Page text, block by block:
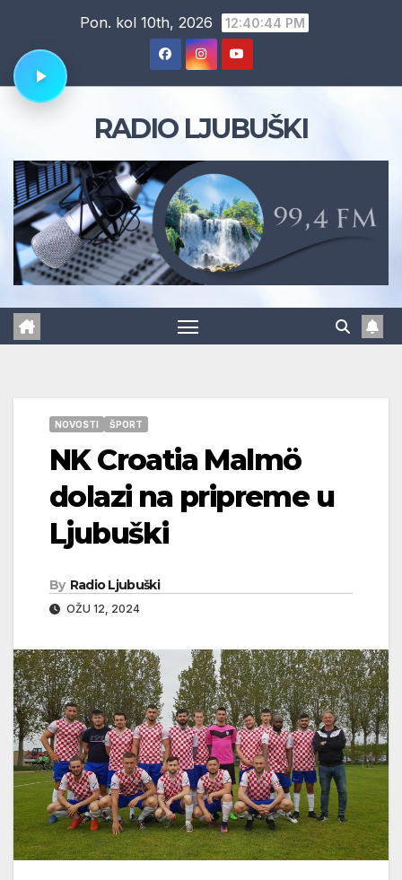
content
Pon. kol 10th, 2026 12:40:45 PM
RADIO LJUBUŠKI
NOVOSTI ŠPORT
NK Croatia Malmö
dolazi na pripreme u
Ljubuški
By Radio Ljubuški
OŽU 12, 2024